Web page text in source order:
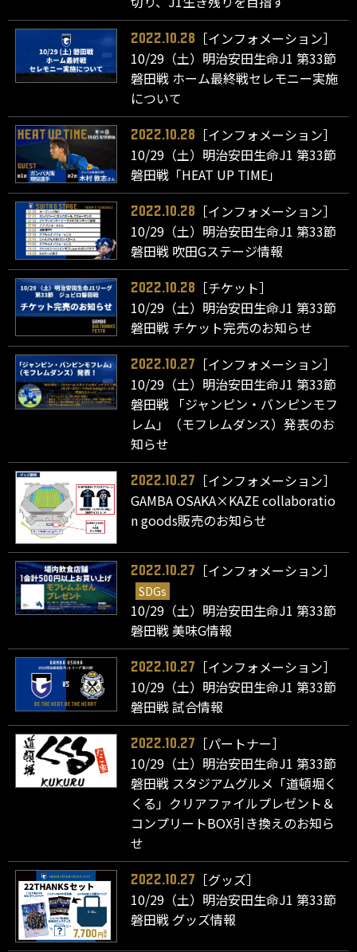
2022.10.28
［インフォメーション］
10/29（土）明治安田生命J1 第33節
磐田戦 ホーム最終戦セレモニー実施
について
2022.10.28
［インフォメーション］
10/29（土）明治安田生命J1 第33節
磐田戦「HEAT UP TIME」
2022.10.28
［インフォメーション］
10/29（土）明治安田生命J1 第33節
磐田戦 吹田Gステージ情報
2022.10.28
［チケット］
10/29（土）明治安田生命J1 第33節
磐田戦 チケット完売のお知らせ
2022.10.27
［インフォメーション］
10/29（土）明治安田生命J1 第33節
磐田戦 「ジャンピン・バンピンモフ
レム」（モフレムダンス）発表のお
知らせ
2022.10.27
［インフォメーション］
GAMBA OSAKA×KAZE collaboratio
n goods販売のお知らせ
2022.10.27 ［インフォメーション］
SDGs
10/29（土）明治安田生命J1 第33節
磐田戦 美味G情報
2022.10.27
［インフォメーション］
10/29（土）明治安田生命J1 第33節
磐田戦 試合情報
2022.10.27
［パートナー］
10/29（土）明治安田生命J1 第33節
磐田戦 スタジアムグルメ「道頓堀く
くる」クリアファイルプレゼント＆
コンプリートBOX引き換えのお知ら
せ
2022.10.27
［グッズ］
10/29（土）明治安田生命J1 第33節
磐田戦 グッズ情報